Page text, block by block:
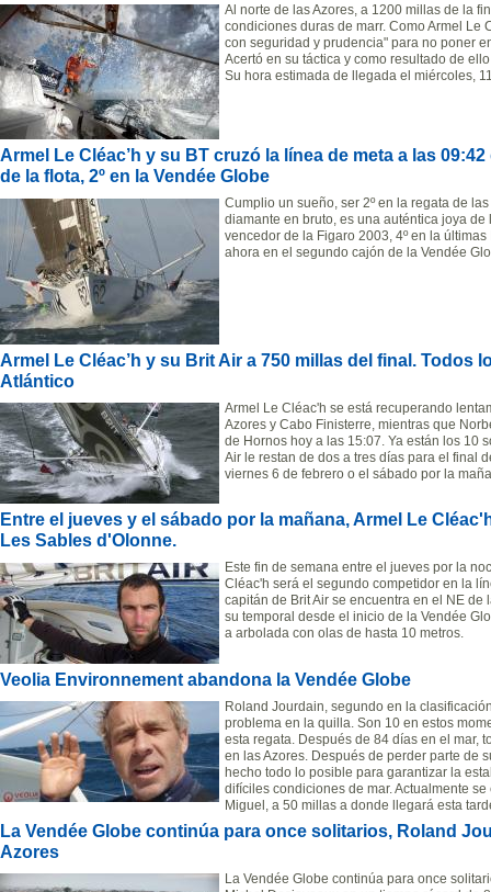
Al norte de las Azores, a 1200 millas de la
condiciones duras de marr. Como Armel Le
con seguridad y prudencia" para no poner
Acertó en su táctica y como resultado de
Su hora estimada de llegada el miércoles,
Armel Le Cléac’h y su BT cruzó la línea de meta a las
de la flota, 2º en la Vendée Globe
Cumplio un sueño, ser 2º en la regata de
diamante en bruto, es una auténtica joya
vencedor de la Figaro 2003, 4º en la
ahora en el segundo cajón de la Vendée
Armel Le Cléac’h y su Brit Air a 750 millas del final. Todos
Atlántico
Armel Le Cléac'h se está recuperando
Azores y Cabo Finisterre, mientras que
de Hornos hoy a las 15:07. Ya están los 10
Air le restan de dos a tres días para el final
viernes 6 de febrero o el sábado por la
Entre el jueves y el sábado por la mañana, Armel Le
Les Sables d'Olonne.
Este fin de semana entre el jueves por la
Cléac'h será el segundo competidor en la
capitán de Brit Air se encuentra en el NE
su temporal desde el inicio de la Vendée
a arbolada con olas de hasta 10 metros.
Veolia Environnement abandona la Vendée Globe
Roland Jourdain, segundo en la
problema en la quilla. Son 10 en estos
esta regata. Después de 84 días en el mar,
en las Azores. Después de perder parte de
hecho todo lo posible para garantizar la
difíciles condiciones de mar. Actualmente
Miguel, a 50 millas a donde llegará esta
La Vendée Globe continúa para once solitarios, Roland
Azores
La Vendée Globe continúa para once